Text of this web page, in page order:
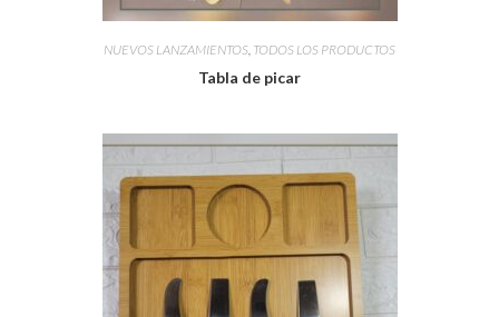
NUEVOS LANZAMIENTOS, TODOS LOS PRODUCTOS
Tabla de picar